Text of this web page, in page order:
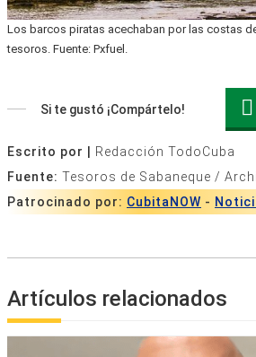
Los barcos piratas acechaban por las costas
tesoros. Fuente: Pxfuel.
Si te gustó ¡Compártelo!
Escrito por |
Redacción TodoCuba
Fuente: Tesoros de Sabaneque /
Patrocinado por: CubitaNOW -
Artículos relacionados